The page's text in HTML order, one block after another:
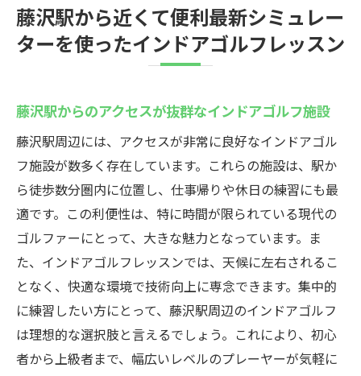
藤沢駅周辺で手軽に通えるゴルフレッスン
最新技術を活用したゴルフスキルアップ法
ルフレッスン体験
幅広いレベルに対応したレッスンカリキュ
ラム
ゴルフ初心者が安心して始められる理由
上級者も納得の高度な技術指導
実力アップをサポートする充実の施設
藤沢駅でのゴルフレッスンが提供する価値
プロの指導でスキルを磨くチャンス
天候に左右されず通えるウテミル藤沢店のイン
ドアゴルフレッスンの魅力
雨の日も関係ない！インドアゴルフの利点
藤沢駅から近くて便利最新シミュレー
ターを使ったインドアゴルフレッスン
藤沢駅からのアクセスが抜群なインドアゴルフ施設
藤沢駅周辺には、アクセスが非常に良好なインドアゴル
フ施設が数多く存在しています。これらの施設は、駅か
ら徒歩数分圏内に位置し、仕事帰りや休日の練習にも最
適です。この利便性は、特に時間が限られている現代の
ゴルファーにとって、大きな魅力となっています。ま
た、インドアゴルフレッスンでは、天候に左右されるこ
となく、快適な環境で技術向上に専念できます。集中的
に練習したい方にとって、藤沢駅周辺のインドアゴルフ
は理想的な選択肢と言えるでしょう。これにより、初心
者から上級者まで、幅広いレベルのプレーヤーが気軽に